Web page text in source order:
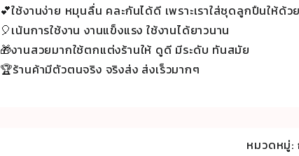
💕ใช้งานง่าย หมุนลื่น คละกันได้ดี เพราะเราใส่ชุดลูกปืนให้ด้วย
🎈เน้นการใช้งาน งานแข็งแรง ใช้งานได้ยาวนาน
🎁งานสวยมากใช้ตกแต่งร้านให้ ดูดี มีระดับ ทันสมัย
🏆ร้านค้ามีตัวตนจริง จริงส่ง ส่งเร็วมากๆ
หมวดหมู่: